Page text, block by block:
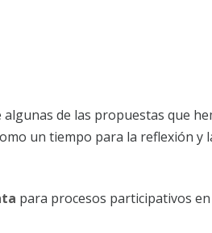
de las propuestas que
un tiempo para la reflexión y
para procesos participativos